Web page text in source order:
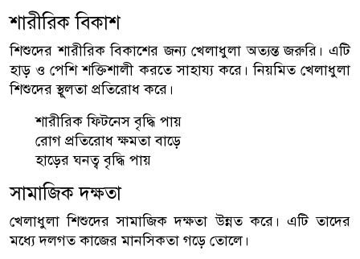
শারীরিক বিকাশ
শিশুদের শারীরিক বিকাশের জন্য খেলাধুলা অত্যন্ত জরুরি। এটি
হাড় ও পেশি শক্তিশালী করতে সাহায্য করে। নিয়মিত খেলাধুলা
শিশুদের স্থূলতা প্রতিরোধ করে।
শারীরিক ফিটনেস বৃদ্ধি পায়
রোগ প্রতিরোধ ক্ষমতা বাড়ে
হাড়ের ঘনত্ব বৃদ্ধি পায়
সামাজিক দক্ষতা
খেলাধুলা শিশুদের সামাজিক দক্ষতা উন্নত করে। এটি তাদের
মধ্যে দলগত কাজের মানসিকতা গড়ে তোলে।